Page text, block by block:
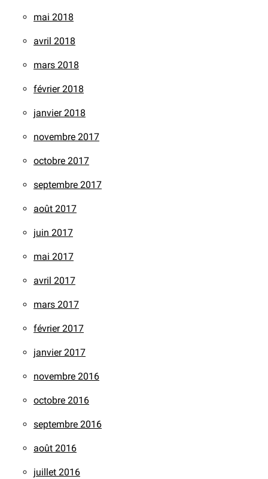
mai 2018
avril 2018
mars 2018
février 2018
janvier 2018
novembre 2017
octobre 2017
septembre 2017
août 2017
juin 2017
mai 2017
avril 2017
mars 2017
février 2017
janvier 2017
novembre 2016
octobre 2016
septembre 2016
août 2016
juillet 2016